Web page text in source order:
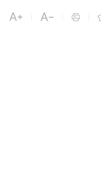
  